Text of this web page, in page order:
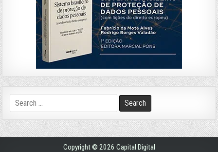
Search
for:
Copyright © 2026 Capital Digital